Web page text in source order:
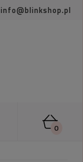
info@blinkshop.pl
0